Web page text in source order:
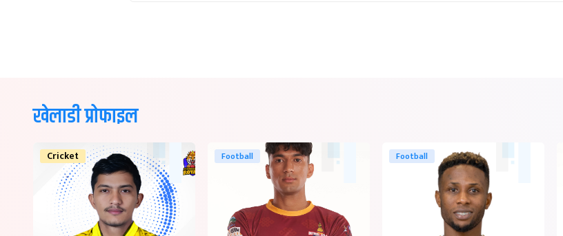
खेलाडी प्रोफाइल
Cricket Football Football